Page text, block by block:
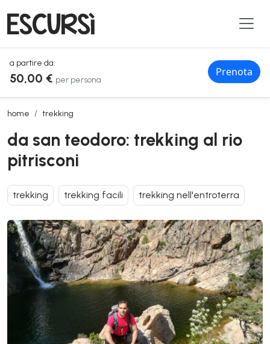
a partire da:
50,00 € per persona
Prenota
home trekking
da san teodoro: trekking al rio pitrisconi
da san teodoro: trekking al rio
pitrisconi
trekking trekking facili trekking nell'entroterra